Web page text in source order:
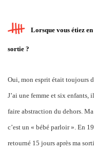
Lorsque vous étiez
sortie ?
Oui, mon esprit était toujours
J’ai une femme et six enfants,
faire abstraction du dehors.
c’est un « bébé parloir ». En
retourné 15 jours après ma